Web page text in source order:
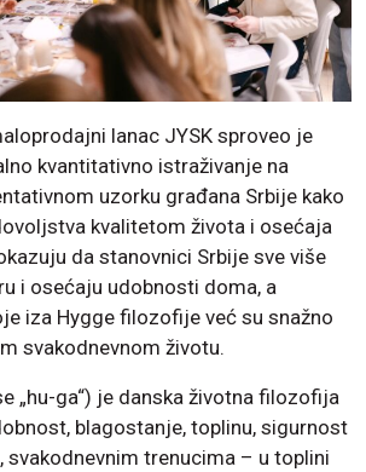
lanac JYSK sproveo je
kvantitativno istraživanje na
uzorku građana Srbije kako
kvalitetom života i osećaja
da stanovnici Srbije sve više
i osećaju udobnosti doma, a
iza Hygge filozofije već su snažno
svakodnevnom životu.
„hu-ga“) je danska životna filozofija
blagostanje, toplinu, sigurnost
svakodnevnim trenucima – u toplini